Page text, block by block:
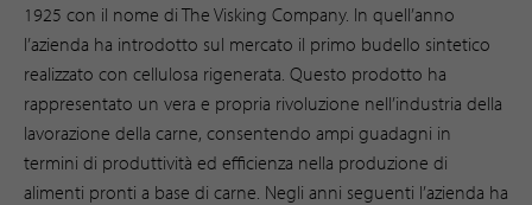
1925 con il nome di The Visking Company. In quell’anno
l’azienda ha introdotto sul mercato il primo budello sintetico
realizzato con cellulosa rigenerata. Questo prodotto ha
rappresentato un vera e propria rivoluzione nell’industria della
lavorazione della carne, consentendo ampi guadagni in
termini di produttività ed efficienza nella produzione di
alimenti pronti a base di carne. Negli anni seguenti l’azienda ha